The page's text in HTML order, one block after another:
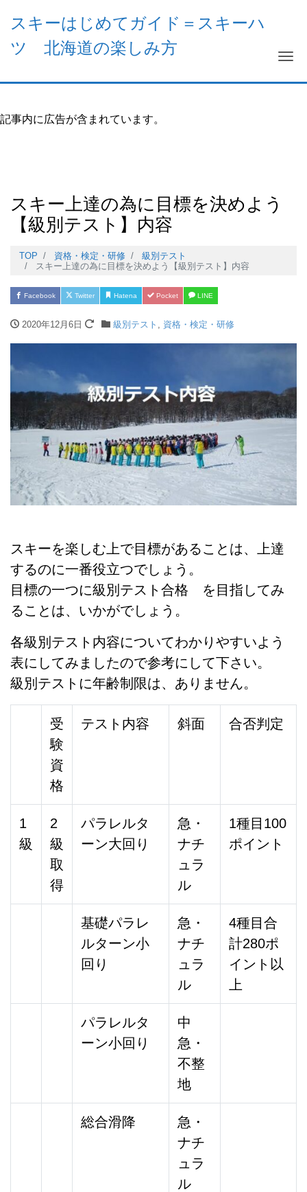
スキーはじめてガイド＝スキーハ
ツ 北海道の楽しみ方
記事内に広告が含まれています。
スキー上達の為に目標を決めよう
【級別テスト】内容
TOP 資格・検定・研修
級別テスト
スキー上達の為に目標を決めよう【級別テスト】内容
Facebook Twitter Hatena Pocket LINE
2020年12月6日 級別テスト , 資格・検定・研修
スキーを楽しむ上で目標があることは、上達
するのに一番役立つでしょう。
目標の一つに級別テスト合格 を目指してみ
ることは、いかがでしょう。
各級別テスト内容についてわかりやすいよう
表にしてみましたので参考にして下さい。
級別テストに年齢制限は、ありません。
受
験
資
格
テスト内容 斜面 合否判定
1
級
2
級
取
得
パラレルタ
ーン大回り
急・
ナチ
ュラ
ル
1種目100
ポイント
基礎パラレ
ルターン小
回り
急・
ナチ
ュラ
ル
4種目合
計280ポ
イント以
上
パラレルタ
ーン小回り
中
急・
不整
地
総合滑降
急・
ナチ
ュラ
ル